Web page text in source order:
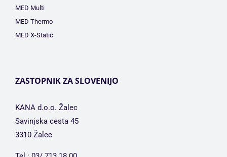
MED Multi
MED Thermo
MED X-Static
ZASTOPNIK ZA SLOVENIJO
KANA d.o.o. Žalec
Savinjska cesta 45
3310 Žalec